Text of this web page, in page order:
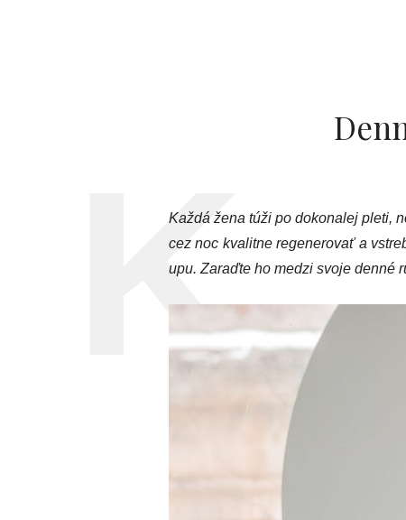
Každá žena túži po dokonalej pleti,
cez noc kvalitne regenerovať a
upu. Zaraďte ho medzi svoje denné